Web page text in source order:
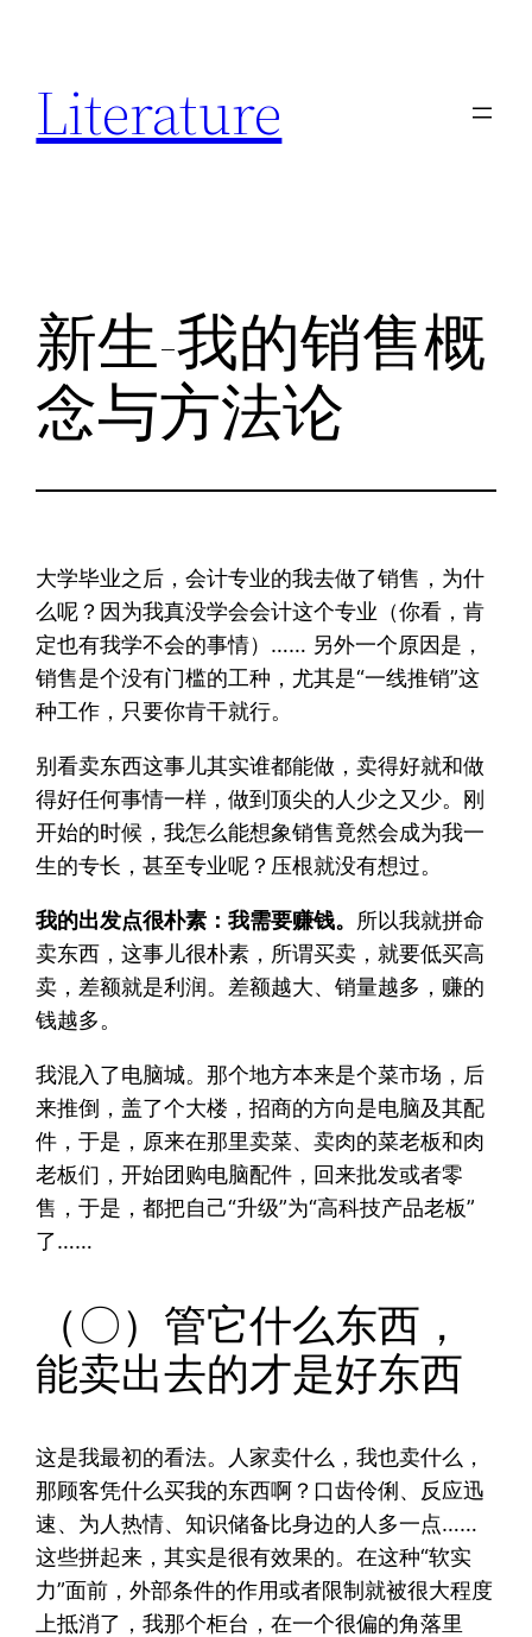
Literature
新生-我的销售概
念与方法论
大学毕业之后，会计专业的我去做了销售，为什
么呢？因为我真没学会会计这个专业（你看，肯
定也有我学不会的事情）…… 另外一个原因是，
销售是个没有门槛的工种，尤其是“一线推销”这
种工作，只要你肯干就行。
别看卖东西这事儿其实谁都能做，卖得好就和做
得好任何事情一样，做到顶尖的人少之又少。刚
开始的时候，我怎么能想象销售竟然会成为我一
生的专长，甚至专业呢？压根就没有想过。
我的出发点很朴素：我需要赚钱。 所以我就拼命
卖东西，这事儿很朴素，所谓买卖，就要低买高
卖，差额就是利润。差额越大、销量越多，赚的
钱越多。
我混入了电脑城。那个地方本来是个菜市场，后
来推倒，盖了个大楼，招商的方向是电脑及其配
件，于是，原来在那里卖菜、卖肉的菜老板和肉
老板们，开始团购电脑配件，回来批发或者零
售，于是，都把自己“升级”为“高科技产品老板”
了……
（〇）管它什么东西，
能卖出去的才是好东西
这是我最初的看法。人家卖什么，我也卖什么，
那顾客凭什么买我的东西啊？口齿伶俐、反应迅
速、为人热情、知识储备比身边的人多一点……
这些拼起来，其实是很有效果的。在这种“软实
力”面前，外部条件的作用或者限制就被很大程度
上抵消了，我那个柜台，在一个很偏的角落里